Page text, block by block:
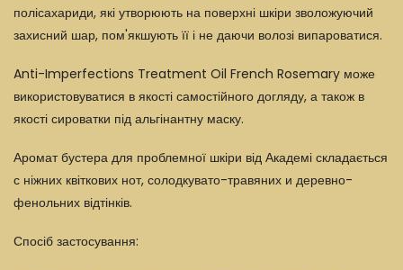
полісахариди, які утворюють на поверхні шкіри зволожуючий
захисний шар, пом'якшують її і не даючи волозі випароватися.
Anti-Imperfections Treatment Oil French Rosemary може
використовуватися в якості самостійного догляду, а також в
якості сироватки під альгінантну маску.
Аромат бустера для проблемної шкіри від Академі складається
с ніжних квіткових нот, солодкувато-травяних и деревно-
фенольних відтінків.
Спосіб застосування: